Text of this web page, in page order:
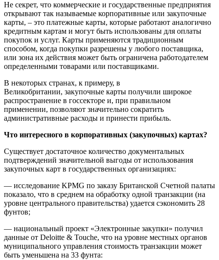
Не секрет, что коммерческие и государственные предприятия
открывают так называемые корпоративные или закупочные
карты, – это платежные карты, которые работают аналогично
кредитным картам и могут быть использованы для оплаты
покупок и услуг. Карты применяются традиционным
способом, когда покупки разрешены у любого поставщика,
или зона их действия может быть ограничена работодателем
определенными товарами или поставщиками.
В некоторых странах, к примеру, в
Великобритании, закупочные карты получили широкое
распространение в госсекторе и, при правильном
применении, позволяют значительно сократить
административные расходы и принести прибыль.
Что интересного в корпоративных (закупочных) картах?
Существует достаточное количество документальных
подтверждений значительной выгоды от использования
закупочных карт в государственных организациях:
— исследование KPMG по заказу Британской Счетной палаты
показало, что в среднем на обработку одной транзакции (на
уровне центрального правительства) удается сэкономить 28
фунтов;
— национальный проект «Электронные закупки» получил
данные от Deloitte & Touche, что на уровне местных органов
муниципального управления стоимость транзакции может
быть уменьшена на 33 фунта: